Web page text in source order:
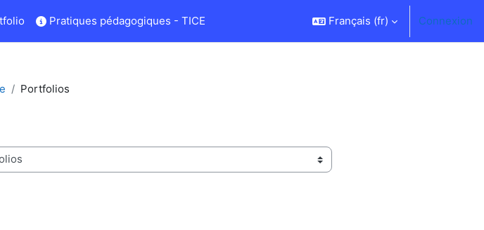
Pratiques pédagogiques - TICE Français ‎(fr)‎ Connexion
Portfolios